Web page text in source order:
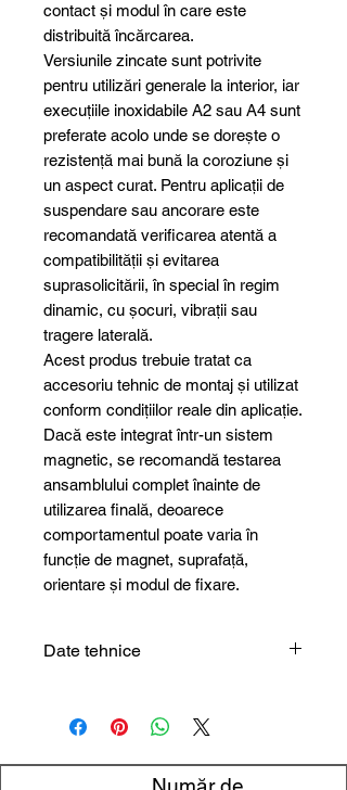
contact și modul în care este
distribuită încărcarea.
Versiunile zincate sunt potrivite
pentru utilizări generale la interior, iar
execuțiile inoxidabile A2 sau A4 sunt
preferate acolo unde se dorește o
rezistență mai bună la coroziune și
un aspect curat. Pentru aplicații de
suspendare sau ancorare este
recomandată verificarea atentă a
compatibilității și evitarea
suprasolicitării, în special în regim
dinamic, cu șocuri, vibrații sau
tragere laterală.
Acest produs trebuie tratat ca
accesoriu tehnic de montaj și utilizat
conform condițiilor reale din aplicație.
Dacă este integrat într-un sistem
magnetic, se recomandă testarea
ansamblului complet înainte de
utilizarea finală, deoarece
comportamentul poate varia în
funcție de magnet, suprafață,
orientare și modul de fixare.
Date tehnice
cârlig
M6